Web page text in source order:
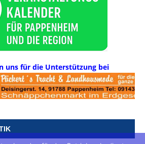
uns für die Unterstützung bei